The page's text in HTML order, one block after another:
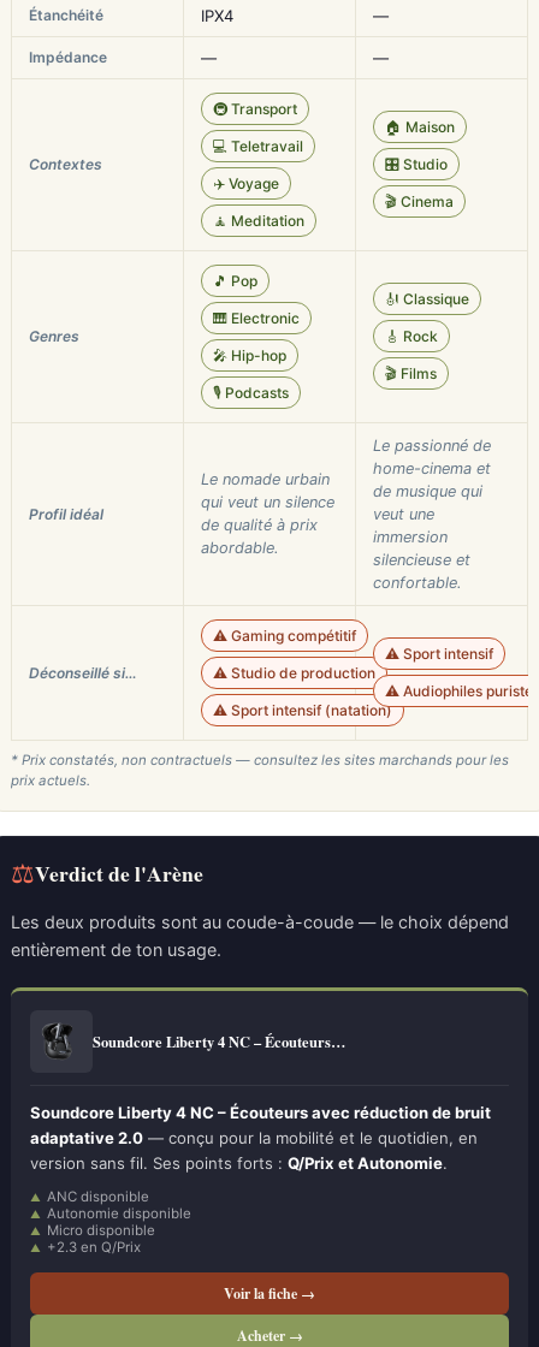
Étanchéité IPX4 —
Impédance — —
Contextes
🚇 Transport
💻 Teletravail
✈️ Voyage
🧘 Meditation
🏠 Maison
🎛️ Studio
🎬 Cinema
Genres
🎵 Pop
🎹 Electronic
🎤 Hip-hop
🎙️ Podcasts
🎻 Classique
🎸 Rock
🎬 Films
Profil idéal
Le nomade urbain
qui veut un silence
de qualité à prix
abordable.
Le passionné de
home-cinema et
de musique qui
veut une
immersion
silencieuse et
confortable.
Déconseillé si…
⚠️ Gaming compétitif
⚠️ Studio de production
⚠️ Sport intensif (natation)
⚠️ Sport intensif
⚠️ Audiophiles
* Prix constatés, non contractuels — consultez les sites marchands pour les
prix actuels.
⚖Verdict de l'Arène
Les deux produits sont au coude-à-coude — le choix dépend
entièrement de ton usage.
Soundcore Liberty 4 NC – Écouteurs…
Soundcore Liberty 4 NC – Écouteurs avec réduction de bruit
adaptative 2.0 — conçu pour la mobilité et le quotidien, en
version sans fil. Ses points forts : Q/Prix et Autonomie.
ANC disponible
Autonomie disponible
Micro disponible
+2.3 en Q/Prix
Voir la fiche →
Acheter →